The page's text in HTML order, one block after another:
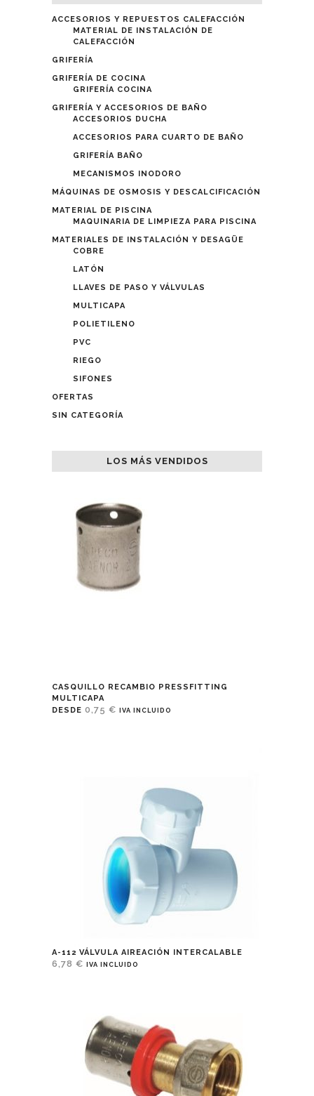
ACCESORIOS Y REPUESTOS CALEFACCIÓN
MATERIAL DE INSTALACIÓN DE
CALEFACCIÓN
GRIFERÍA
GRIFERÍA DE COCINA
GRIFERÍA COCINA
GRIFERÍA Y ACCESORIOS DE BAÑO
ACCESORIOS DUCHA
ACCESORIOS PARA CUARTO DE BAÑO
GRIFERÍA BAÑO
MECANISMOS INODORO
MÁQUINAS DE OSMOSIS Y DESCALCIFICACIÓN
MATERIAL DE PISCINA
MAQUINARIA DE LIMPIEZA PARA PISCINA
MATERIALES DE INSTALACIÓN Y DESAGÜE
COBRE
LATÓN
LLAVES DE PASO Y VÁLVULAS
MULTICAPA
POLIETILENO
PVC
RIEGO
SIFONES
OFERTAS
SIN CATEGORÍA
LOS MÁS VENDIDOS
CASQUILLO RECAMBIO PRESSFITTING
MULTICAPA
DESDE 0,75 € IVA INCLUIDO
A-112 VÁLVULA AIREACIÓN INTERCALABLE
6,78 € IVA INCLUIDO